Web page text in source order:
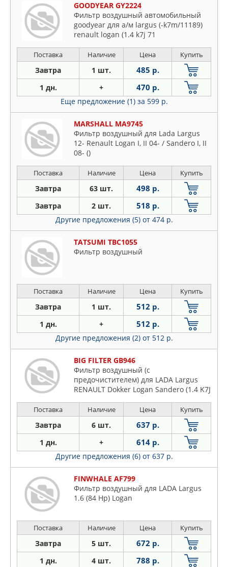
GOODYEAR GY2224
Фильтр воздушный автомобильный
goodyear для а/м largus (-k7m/11189)
renault logan (1.4 k7j 71
Поставка Наличие Цена Купить
Завтра 1 шт. 485 р.
1 дн. + 470 р.
Еще предложение (1) за 599 р.
MARSHALL MA9745
Фильтр воздушный для Lada Largus
12- Renault Logan I, II 04- / Sandero I, II
08- ()
Поставка Наличие Цена Купить
Завтра 63 шт. 498 р.
Завтра 2 шт. 518 р.
Другие предложения (5) от 474 р.
TATSUMI TBC1055
Фильтр воздушный
Поставка Наличие Цена Купить
Завтра 1 шт. 512 р.
1 дн. + 512 р.
Другие предложения (2) от 512 р.
BIG FILTER GB946
Фильтр воздушный (с
предочистителем) для LADA Largus
RENAULT Dokker Logan Sandero (1.4 K7J
Поставка Наличие Цена Купить
Завтра 6 шт. 637 р.
1 дн. + 614 р.
Другие предложения (6) от 637 р.
FINWHALE AF799
Фильтр воздушный для LADA Largus
1.6 (84 Hp) Logan
Поставка Наличие Цена Купить
Завтра 5 шт. 672 р.
1 дн. 4 шт. 788 р.